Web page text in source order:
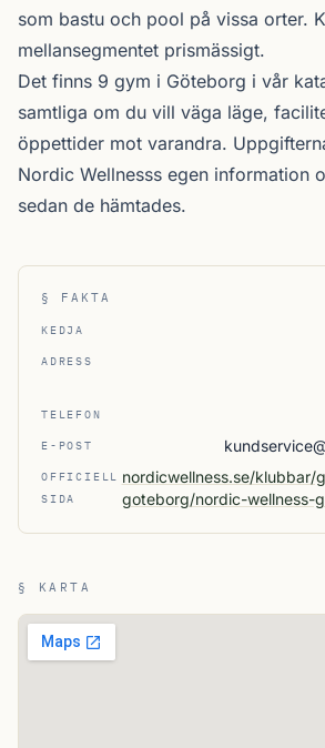
som bastu och pool på vissa orter.
mellansegmentet prismässigt.
Det finns 9 gym i Göteborg i vår
samtliga om du vill väga läge,
öppettider mot varandra.
Nordic Wellnesss egen information
sedan de hämtades.
§ FAKTA
KEDJA
ADRESS
TELEFON
E-POST
OFFICIELL
SIDA
nordicwellness.se/klubbar/
goteborg/nordic-wellness-
§ KARTA